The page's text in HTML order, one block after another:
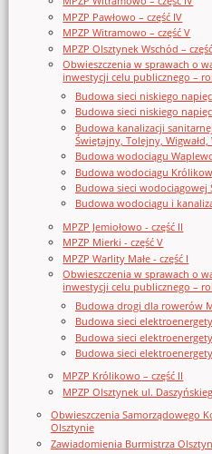
MPZP Pawłowo – część IV
MPZP Witramowo – część V
MPZP Olsztynek Wschód –
Obwieszczenia w sprawach o
inwestycji celu publicznego –
Budowa sieci niskiego
Budowa sieci niskiego
Budowa kanalizacji
Świętajny, Tolejny,
Budowa wodociągu
Budowa wodociągu
Budowa sieci
Budowa wodociągu i
MPZP Jemiołowo - część II
MPZP Mierki - część V
MPZP Warlity Małe - część I
Obwieszczenia w sprawach o
inwestycji celu publicznego –
Budowa drogi dla rowerów
Budowa sieci
Budowa sieci
Budowa sieci
MPZP Królikowo – część II
MPZP Olsztynek ul.
Obwieszczenia Samorządowego
Olsztynie
Zawiadomienia Burmistrza